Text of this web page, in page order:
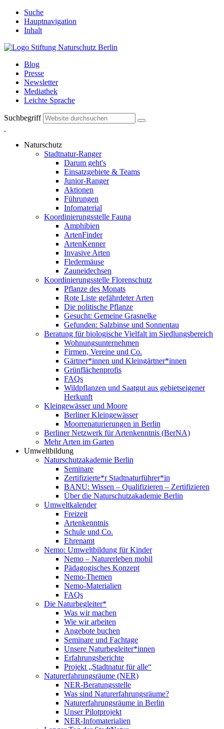
Suche
Hauptnavigation
Inhalt
Blog
Presse
Newsletter
Mediathek
Leichte Sprache
Suchbegriff
Naturschutz
Stadtnatur-Ranger
Darum geht's
Einsatzgebiete & Teams
Junior-Ranger
Aktionen
Führungen
Infomaterial
Koordinierungsstelle Fauna
Amphibien
ArtenFinder
ArtenKenner
Invasive Arten
Fledermäuse
Zauneidechsen
Koordinierungsstelle Florenschutz
Pflanze des Monats
Rote Liste gefährdeter Arten
Die politische Pflanze
Gesucht: Gemeine Grasnelke
Gefunden: Salzbinse und Sonnentau
Beratung für biologische Vielfalt im Siedlungsbereich
Wohnungsunternehmen
Firmen, Vereine und Co.
Gärtner*innen und Kleingärtner*innen
Grünflächenprofis
FAQs
Wildpflanzen und Saatgut aus gebietseigener
Herkunft
Kleingewässer und Moore
Berliner Kleingewässer
Moorrenaturierungen in Berlin
Berliner Netzwerk für Artenkenntnis (BerNA)
Mehr Arten im Garten
Umweltbildung
Naturschutzakademie Berlin
Seminare
Zertifizierte*r Stadtnaturführer*in
BANU: Wissen – Qualifizieren – Zertifizieren
Über die Naturschutzakademie Berlin
Umweltkalender
Freizeit
Artenkenntnis
Schule und Co.
Ehrenamt
Nemo: Umweltbildung für Kinder
Nemo – Naturerleben mobil
Pädagogisches Konzept
Nemo-Themen
Nemo-Materialien
FAQs
Die Naturbegleiter*
Was wir machen
Wie wir arbeiten
Angebote buchen
Seminare und Fachtage
Unsere Naturbegleiter*innen
Erfahrungsberichte
Projekt „Stadtnatur für alle“
Naturerfahrungsräume (NER)
NER-Beratungsstelle
Was sind Naturerfahrungsräume?
Naturerfahrungsräume in Berlin
Unser Pilotprojekt
NER-Infomaterialien